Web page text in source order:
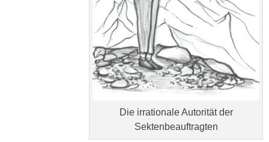
Die irrationale Autorität der
Sektenbeauftragten